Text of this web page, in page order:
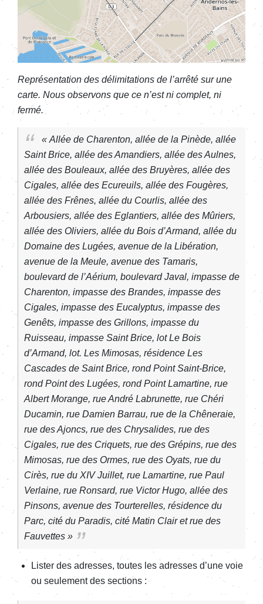
Représentation des délimitations de l’arrêté sur une
carte. Nous observons que ce n’est ni complet, ni
fermé.
« Allée de Charenton, allée de la Pinède, allée
Saint Brice, allée des Amandiers, allée des Aulnes,
allée des Bouleaux, allée des Bruyères, allée des
Cigales, allée des Ecureuils, allée des Fougères,
allée des Frênes, allée du Courlis, allée des
Arbousiers, allée des Eglantiers, allée des Mûriers,
allée des Oliviers, allée du Bois d’Armand, allée du
Domaine des Lugées, avenue de la Libération,
avenue de la Meule, avenue des Tamaris,
boulevard de l’Aérium, boulevard Javal, impasse de
Charenton, impasse des Brandes, impasse des
Cigales, impasse des Eucalyptus, impasse des
Genêts, impasse des Grillons, impasse du
Ruisseau, impasse Saint Brice, lot Le Bois
d’Armand, lot. Les Mimosas, résidence Les
Cascades de Saint Brice, rond Point Saint-Brice,
rond Point des Lugées, rond Point Lamartine, rue
Albert Morange, rue André Labrunette, rue Chéri
Ducamin, rue Damien Barrau, rue de la Chêneraie,
rue des Ajoncs, rue des Chrysalides, rue des
Cigales, rue des Criquets, rue des Grépins, rue des
Mimosas, rue des Ormes, rue des Oyats, rue du
Cirès, rue du XIV Juillet, rue Lamartine, rue Paul
Verlaine, rue Ronsard, rue Victor Hugo, allée des
Pinsons, avenue des Tourterelles, résidence du
Parc, cité du Paradis, cité Matin Clair et rue des
Fauvettes »
Lister des adresses, toutes les adresses d’une voie
ou seulement des sections :